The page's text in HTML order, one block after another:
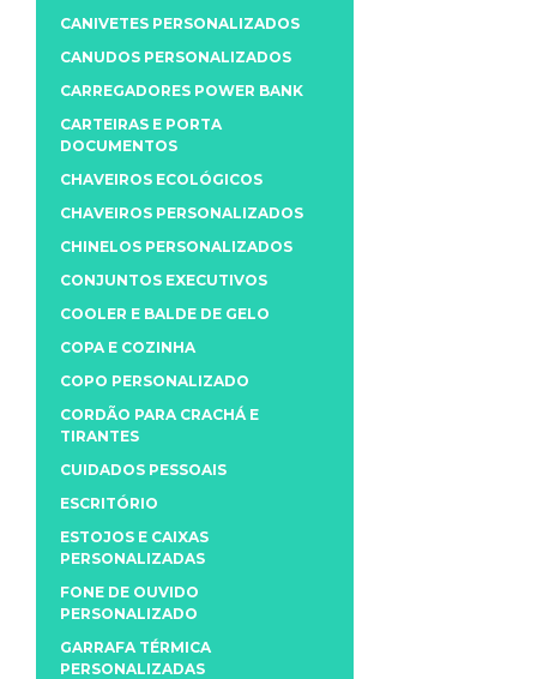
CANIVETES PERSONALIZADOS
CANUDOS PERSONALIZADOS
CARREGADORES POWER BANK
CARTEIRAS E PORTA
DOCUMENTOS
CHAVEIROS ECOLÓGICOS
CHAVEIROS PERSONALIZADOS
CHINELOS PERSONALIZADOS
CONJUNTOS EXECUTIVOS
COOLER E BALDE DE GELO
COPA E COZINHA
COPO PERSONALIZADO
CORDÃO PARA CRACHÁ E
TIRANTES
CUIDADOS PESSOAIS
ESCRITÓRIO
ESTOJOS E CAIXAS
PERSONALIZADAS
FONE DE OUVIDO
PERSONALIZADO
GARRAFA TÉRMICA
PERSONALIZADAS